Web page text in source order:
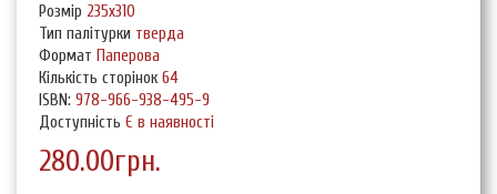
Розмір 235х310
Тип палітурки тверда
Формат Паперова
Кількість сторінок 64
ISBN: 978-966-938-495-9
Доступність Є в наявності
280.00грн.